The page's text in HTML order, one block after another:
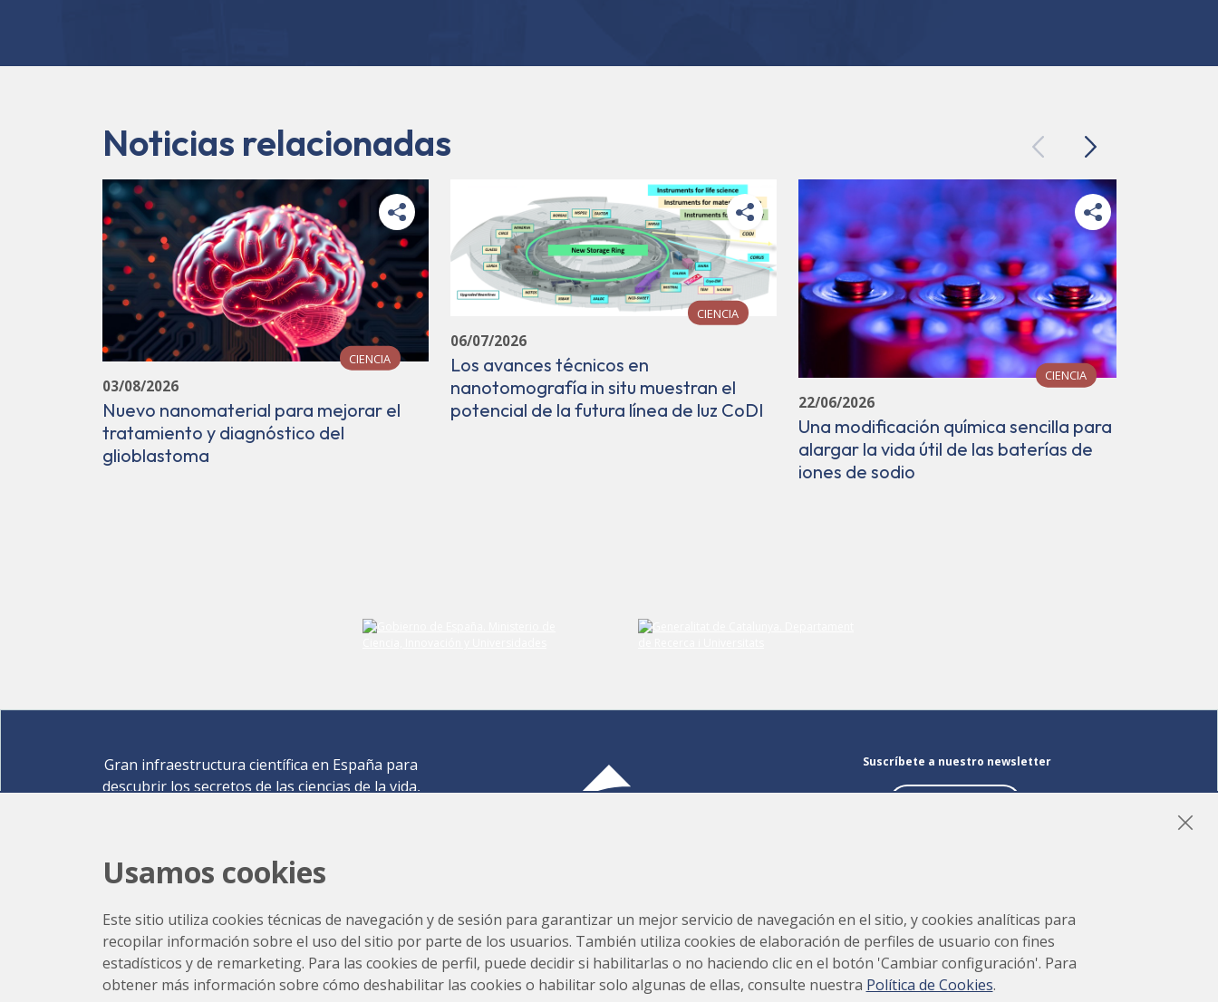
Noticias relacionadas PreviousNext
CIENCIA
03/08/2026
Nuevo nanomaterial para mejorar el
tratamiento y diagnóstico del
glioblastoma
CIENCIA
06/07/2026
Los avances técnicos en
nanotomografía in situ muestran el
potencial de la futura línea de luz CoDI
CIENCIA
22/06/2026
Una modificación química sencilla para
alargar la vida útil de las baterías de
iones de sodio
Gran infraestructura científica en España para
descubrir los secretos de las ciencias de la vida,
Carrer de la Llum 2-26 08290 Cerdanyola del Vallès,
Cómo llegar
+34 93 592 43 00
Suscríbete a nuestro newsletter
Usamos cookies
Este sitio utiliza cookies técnicas de navegación y de sesión para garantizar un mejor servicio de navegación en el sitio, y cookies analíticas para
recopilar información sobre el uso del sitio por parte de los usuarios. También utiliza cookies de elaboración de perfiles de usuario con fines
estadísticos y de remarketing. Para las cookies de perfil, puede decidir si habilitarlas o no haciendo clic en el botón 'Cambiar configuración'. Para
obtener más información sobre cómo deshabilitar las cookies o habilitar solo algunas de ellas, consulte nuestra Política de Cookies.